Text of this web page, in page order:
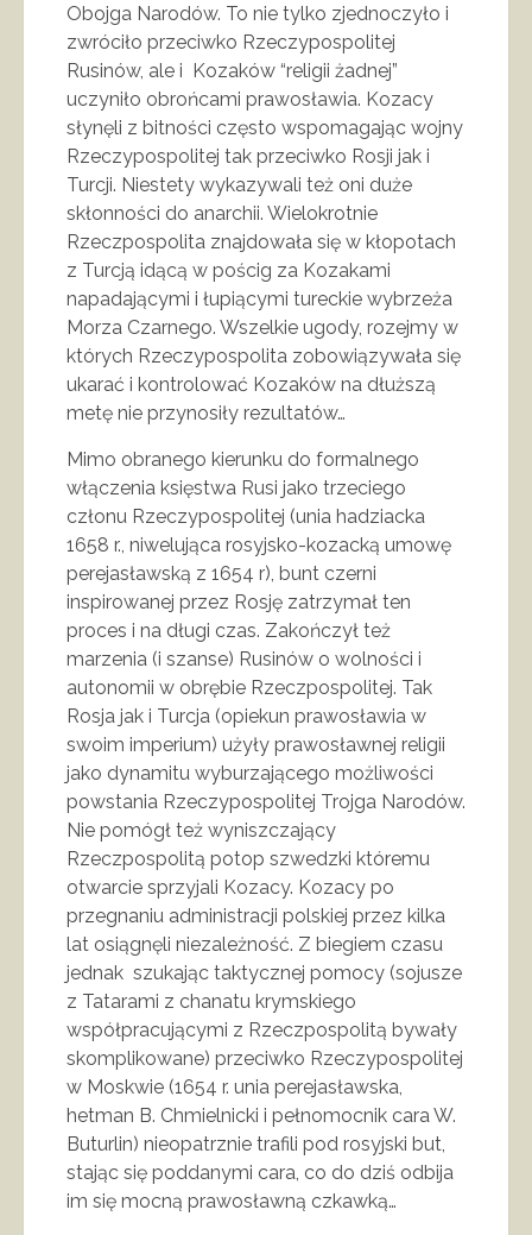
Obojga Narodów. To nie tylko zjednoczyło i
zwróciło przeciwko Rzeczypospolitej
Rusinów, ale i Kozaków “religii żadnej”
uczyniło obrońcami prawosławia. Kozacy
słynęli z bitności często wspomagając wojny
Rzeczypospolitej tak przeciwko Rosji jak i
Turcji. Niestety wykazywali też oni duże
skłonności do anarchii. Wielokrotnie
Rzeczpospolita znajdowała się w kłopotach
z Turcją idącą w pościg za Kozakami
napadającymi i łupiącymi tureckie wybrzeża
Morza Czarnego. Wszelkie ugody, rozejmy w
których Rzeczypospolita zobowiązywała się
ukarać i kontrolować Kozaków na dłuższą
metę nie przynosiły rezultatów…
Mimo obranego kierunku do formalnego
włączenia księstwa Rusi jako trzeciego
członu Rzeczypospolitej (unia hadziacka
1658 r., niwelująca rosyjsko-kozacką umowę
perejasławską z 1654 r), bunt czerni
inspirowanej przez Rosję zatrzymał ten
proces i na długi czas. Zakończył też
marzenia (i szanse) Rusinów o wolności i
autonomii w obrębie Rzeczpospolitej. Tak
Rosja jak i Turcja (opiekun prawosławia w
swoim imperium) użyły prawosławnej religii
jako dynamitu wyburzającego możliwości
powstania Rzeczypospolitej Trojga Narodów.
Nie pomógł też wyniszczający
Rzeczpospolitą potop szwedzki któremu
otwarcie sprzyjali Kozacy. Kozacy po
przegnaniu administracji polskiej przez kilka
lat osiągnęli niezależność. Z biegiem czasu
jednak szukając taktycznej pomocy (sojusze
z Tatarami z chanatu krymskiego
współpracującymi z Rzeczpospolitą bywały
skomplikowane) przeciwko Rzeczypospolitej
w Moskwie (1654 r. unia perejasławska,
hetman B. Chmielnicki i pełnomocnik cara W.
Buturlin) nieopatrznie trafili pod rosyjski but,
stając się poddanymi cara, co do dziś odbija
im się mocną prawosławną czkawką…